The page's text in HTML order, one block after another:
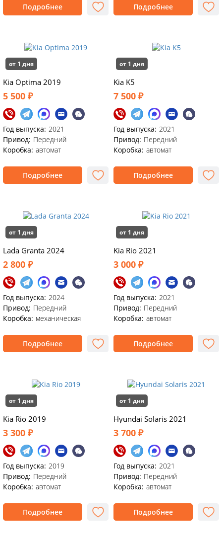
Подробнее Подробнее
от 1 дня
Kia Optima 2019
5 500 ₽
Год выпуска: 2021
Привод: Передний
Коробка: автомат
Подробнее
от 1 дня
Kia K5
7 500 ₽
Год выпуска: 2021
Привод: Передний
Коробка: автомат
Подробнее
от 1 дня
Lada Granta 2024
2 800 ₽
Год выпуска: 2024
Привод: Передний
Коробка: механическая
Подробнее
от 1 дня
Kia Rio 2021
3 000 ₽
Год выпуска: 2021
Привод: Передний
Коробка: автомат
Подробнее
от 1 дня
Kia Rio 2019
3 300 ₽
Год выпуска: 2019
Привод: Передний
Коробка: автомат
Подробнее
от 1 дня
Hyundai Solaris 2021
3 700 ₽
Год выпуска: 2021
Привод: Передний
Коробка: автомат
Подробнее